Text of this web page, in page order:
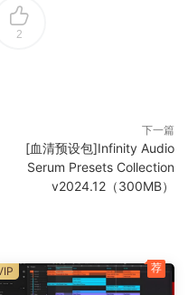
2
下一篇
[血清预设包]Infinity Audio
Serum Presets Collection
v2024.12（300MB）
荐